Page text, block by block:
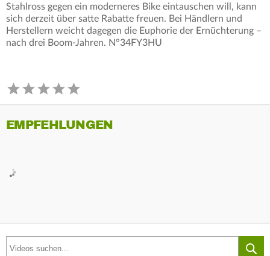
Stahlross gegen ein moderneres Bike eintauschen will, kann
sich derzeit über satte Rabatte freuen. Bei Händlern und
Herstellern weicht dagegen die Euphorie der Ernüchterung –
nach drei Boom-Jahren. N°34FY3HU
EMPFEHLUNGEN